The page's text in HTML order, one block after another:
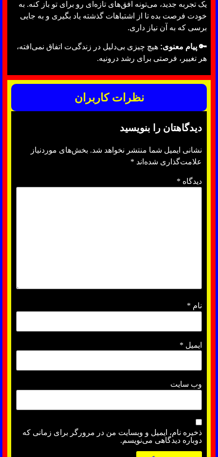
یک تجربه جدید، می‌تونه افق‌های تازه‌ای رو برای تو باز کنه. به
خودت فرصت بده تا از اشتباهات گذشته یاد بگیری و به جایی
برسی که به آن نیاز داری.
🔑 پیام معنوی: هیچ چیزی بی‌دلیل در زندگی‌ت اتفاق نمی‌افته،
هر تغییر، فرصتی برای رشد درونیه.
نظرات کاربران
دیدگاهتان را بنویسید
نشانی ایمیل شما منتشر نخواهد شد. بخش‌های موردنیاز
علامت‌گذاری شده‌اند *
دیدگاه *
نام *
ایمیل *
وب‌ سایت
ذخیره نام، ایمیل و وبسایت من در مرورگر برای زمانی که
دوباره دیدگاهی می‌نویسم.